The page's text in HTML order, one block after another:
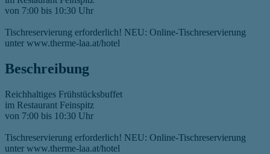
von 7:00 bis 10:30 Uhr
Tischreservierung erforderlich! NEU: Online-Tischreservierung
unter www.therme-laa.at/hotel
Beschreibung
Reichhaltiges Frühstücksbuffet
im Restaurant Feinspitz
von 7:00 bis 10:30 Uhr
Tischreservierung erforderlich! NEU: Online-Tischreservierung
unter www.therme-laa.at/hotel